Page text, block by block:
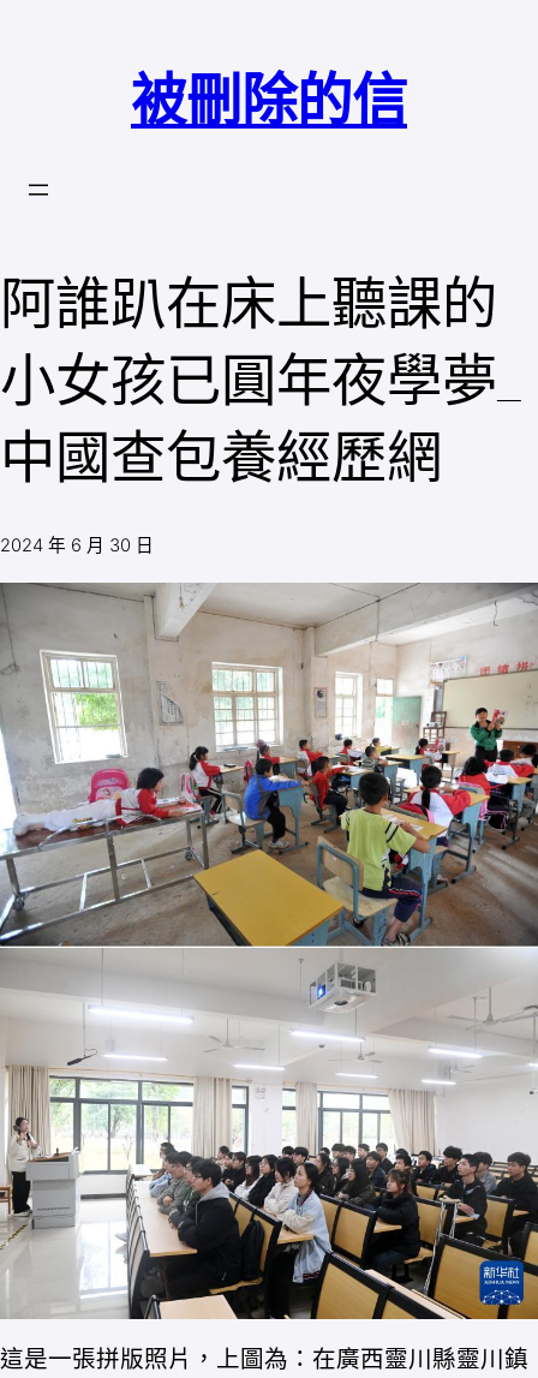
被刪除的信
阿誰趴在床上聽課的
小女孩已圓年夜學夢_
中國查包養經歷網
2024 年 6 月 30 日
這是一張拼版照片，上圖為：在廣西靈川縣靈川鎮